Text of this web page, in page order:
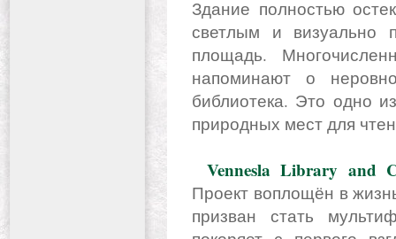
Здание полностью
светлым и визуально
площадь.
напоминают о
библиотека. Это одно
природных мест для
Vennesla Library and
Проект воплощён в
призван стать